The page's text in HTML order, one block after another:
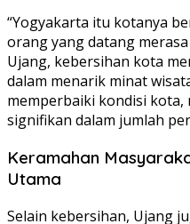
“Yogyakarta itu kotanya
orang yang datang
Ujang, kebersihan kota
dalam menarik minat
memperbaiki kondisi kota,
signifikan dalam jumlah
Keramahan
Utama
Selain kebersihan, Ujang